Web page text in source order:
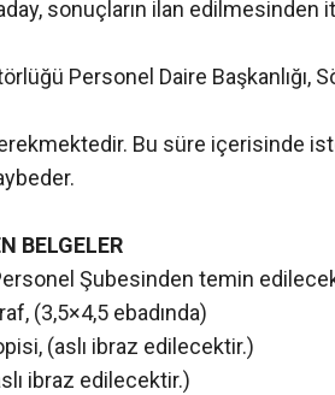
sonuçların ilan
Personel Daire Başkanlığı,
Bu süre içerisinde
BELGELER
Şubesinden temin
(3,5×4,5 ebadında)
(aslı ibraz edilecektir.)
ibraz edilecektir.)